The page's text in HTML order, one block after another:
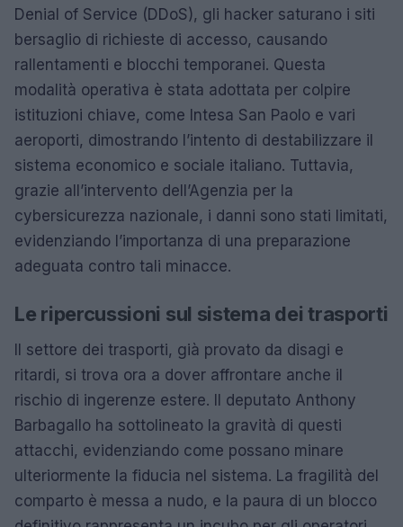
Denial of Service (DDoS), gli hacker saturano i siti
bersaglio di richieste di accesso, causando
rallentamenti e blocchi temporanei. Questa
modalità operativa è stata adottata per colpire
istituzioni chiave, come Intesa San Paolo e vari
aeroporti, dimostrando l’intento di destabilizzare il
sistema economico e sociale italiano. Tuttavia,
grazie all’intervento dell’Agenzia per la
cybersicurezza nazionale, i danni sono stati limitati,
evidenziando l’importanza di una preparazione
adeguata contro tali minacce.
Le ripercussioni sul sistema dei trasporti
Il settore dei trasporti, già provato da disagi e
ritardi, si trova ora a dover affrontare anche il
rischio di ingerenze estere. Il deputato Anthony
Barbagallo ha sottolineato la gravità di questi
attacchi, evidenziando come possano minare
ulteriormente la fiducia nel sistema. La fragilità del
comparto è messa a nudo, e la paura di un blocco